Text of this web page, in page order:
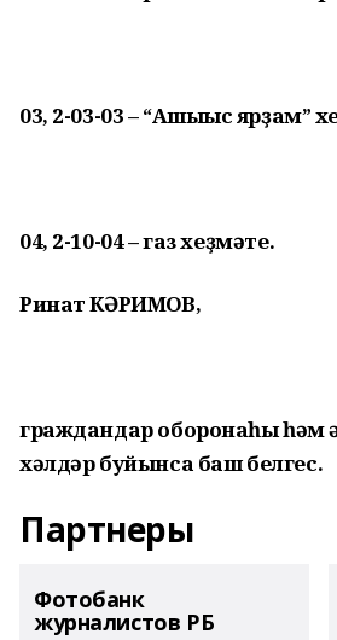
03, 2-03-03 – “Ашығыс ярҙам”
04, 2-10-04 – газ хеҙмәте.
Ринат КӘРИМОВ,
граждандар оборонаһыһәм
хәлдәр буйынса баш белгес.
Партнеры
Фотобанк
журналистов РБ